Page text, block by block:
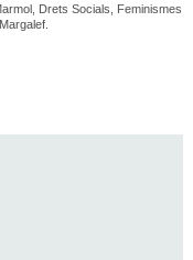
Drets Socials, Feminismes